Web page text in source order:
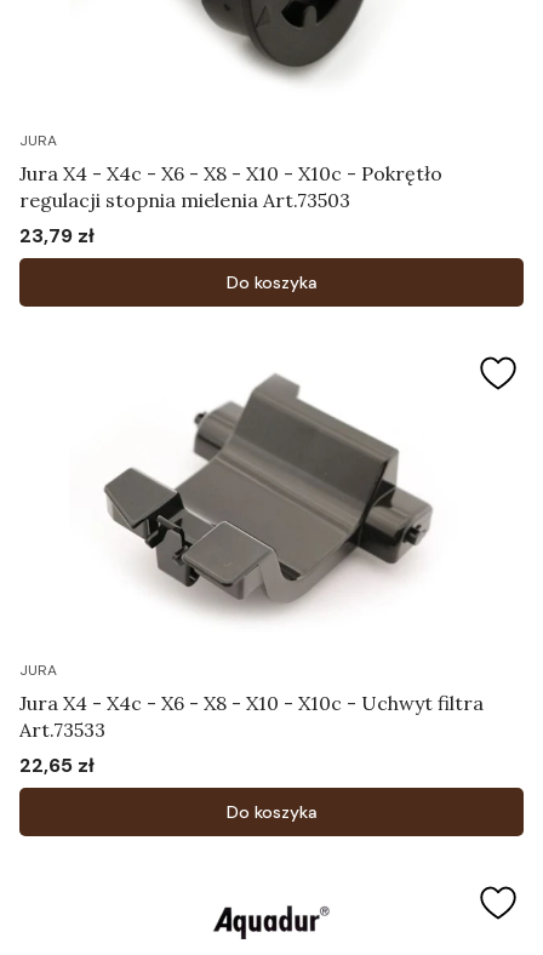
JURA
Jura X4 - X4c - X6 - X8 - X10 - X10c - Pokrętło
regulacji stopnia mielenia Art.73503
Cena
23,79 zł
Do koszyka
JURA
Jura X4 - X4c - X6 - X8 - X10 - X10c - Uchwyt filtra
Art.73533
Cena
22,65 zł
Do koszyka